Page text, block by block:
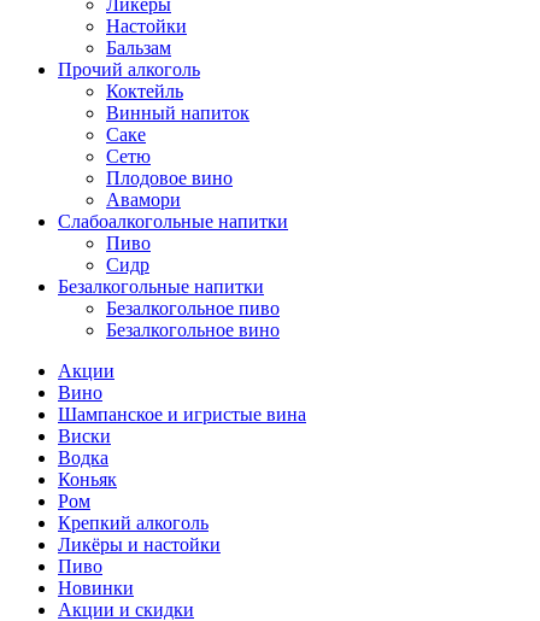
Ликеры
Настойки
Бальзам
Прочий алкоголь
Коктейль
Винный напиток
Саке
Сетю
Плодовое вино
Авамори
Слабоалкогольные напитки
Пиво
Сидр
Безалкогольные напитки
Безалкогольное пиво
Безалкогольное вино
Акции
Вино
Шампанское и игристые вина
Виски
Водка
Коньяк
Ром
Крепкий алкоголь
Ликёры и настойки
Пиво
Новинки
Акции и скидки